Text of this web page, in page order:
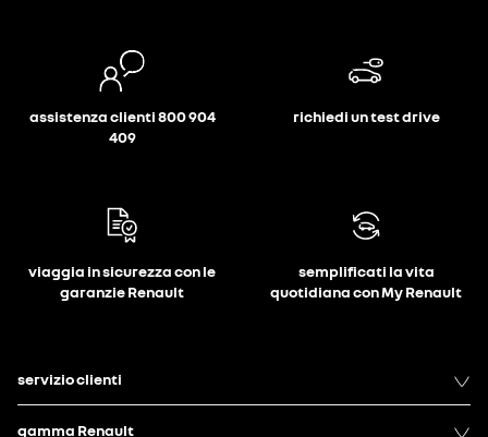
assistenza clienti 800 904
409
richiedi un test drive
viaggia in sicurezza con le
garanzie Renault
semplificati la vita
quotidiana con My Renault
servizio clienti
gamma Renault